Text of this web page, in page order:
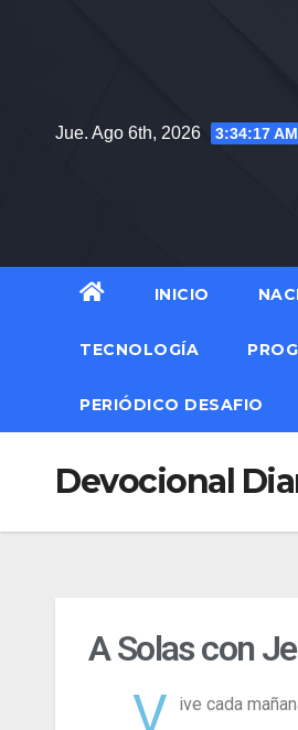
Jue. Ago 6th, 2026 3:34:18 AM
INICIO
TECNOLOGÍA
PERIÓDICO DESAFIO
Devocional
A Solas con
V ive cada